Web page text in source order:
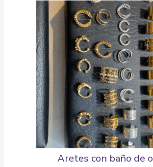
Aretes con baño de